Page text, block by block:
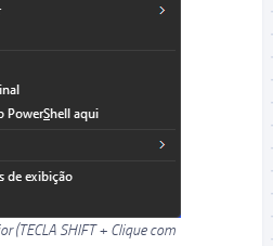
(TECLA SHIFT + Clique com